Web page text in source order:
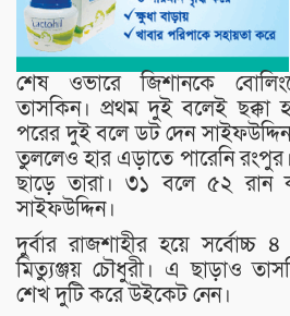
শেষ ওভারে জিশানকে
তাসকিন। প্রথম দুই বলেই ছক্কা
পরের দুই বলে ডট দেন
তুললেও হার এড়াতে পারেনি
ছাড়ে তারা। ৩১ বলে ৫২ রান
সাইফউদ্দিন।
দুর্বার রাজশাহীর হয়ে
মিত্যুঞ্জয় চৌধুরী। এ ছাড়াও
শেখ দুটি করে উইকেট নেন।